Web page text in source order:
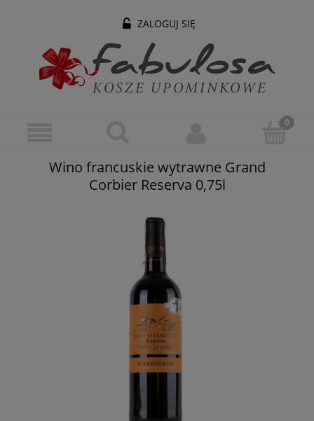
ZALOGUJ SIĘ
Wino francuskie wytrawne Grand
Corbier Reserva 0,75l